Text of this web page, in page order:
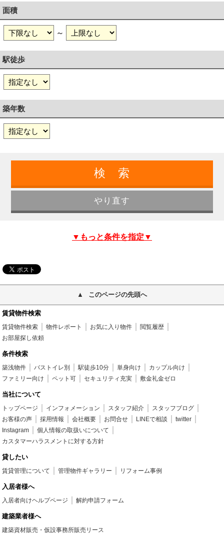
面積
～
駅徒歩
築年数
▼もっと条件を指定▼
このページの先頭へ
賃貸物件検索
賃貸物件検索 物件レポート お気に入り物件
閲覧履歴
お部屋探し依頼
条件検索
築浅物件 バストイレ別 駅徒歩10分 単身向け
カップル向け
ファミリー向け
ペット可 セキュリティ充実 敷金礼金ゼロ
当社について
トップページ インフォメーション スタッフ紹介
スタッフブログ
お客様の声
採用情報 会社概要 お問合せ LINEで相談
twitter
Instagram
個人情報の取扱いについて
カスタマーハラスメントに対する方針
貸したい
賃貸管理について 管理物件ギャラリー リフォーム事例
入居者様へ
入居者向けヘルプページ 解約申請フォーム
建築業者様へ
建築資材販売・仮設事務所販売リース